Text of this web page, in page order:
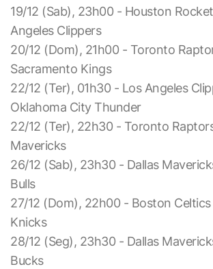
19/12 (Sab), 23h00 - Houston
Angeles Clippers
20/12 (Dom), 21h00 - Toronto
Sacramento Kings
22/12 (Ter), 01h30 - Los Angeles
Oklahoma City Thunder
22/12 (Ter), 22h30 - Toronto
Mavericks
26/12 (Sab), 23h30 - Dallas
Bulls
27/12 (Dom), 22h00 - Boston
Knicks
28/12 (Seg), 23h30 - Dallas
Bucks